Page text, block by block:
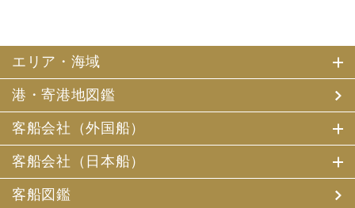
います。）は、お客様がご旅行の申込みの際にお申出いた
だいた個人情報についてお客様との連絡のために利用させ
ていただくほか、お客様がお申込みいただいた旅行におい
て運送・宿泊機関等（主要な運送・宿泊機関等について契
約書面に記載されています）の提供する旅行サービスの手
配及びそれらのサービスの受領のための手続、また旅行代
きます。
その他、当社は、
(1) 当社及び当社の提携する企業の商品やサービス、キャ
ンペーンのご案内
エリア・海域
港・寄港地図鑑
客船会社（外国船）
客船会社（日本船）
客船図鑑